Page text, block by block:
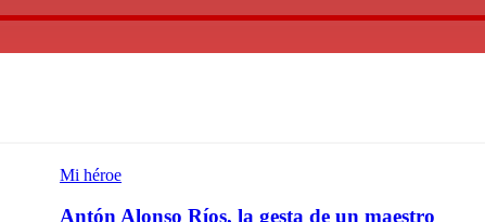
Mi héroe
Antón Alonso Ríos, la gesta de un maestro